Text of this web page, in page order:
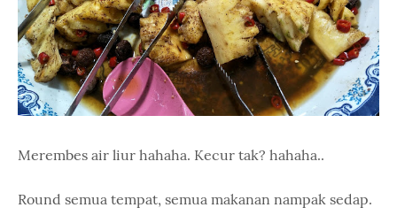
Merembes air liur hahaha. Kecur tak? hahaha..
Round semua tempat, semua makanan nampak sedap.